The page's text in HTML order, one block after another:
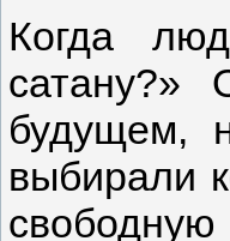
Когда
сатану?»
будущем,
выбирали